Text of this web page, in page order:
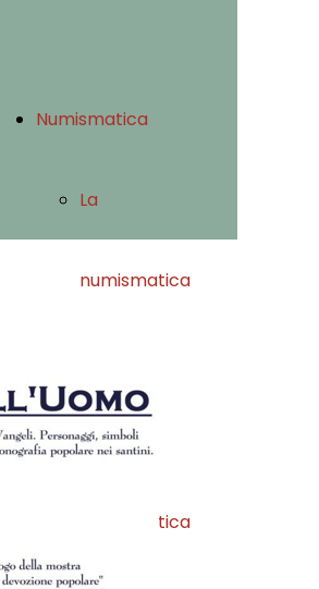
Numismatica
La
numismatica
La
numismatica